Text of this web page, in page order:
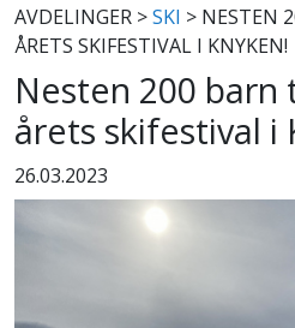
AVDELINGER >SKI > NESTEN
ÅRETS SKIFESTIVAL I KNYKEN!
Nesten 200
årets skifestival i
26.03.2023